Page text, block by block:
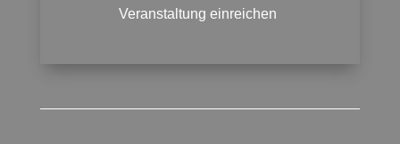
Veranstaltung einreichen